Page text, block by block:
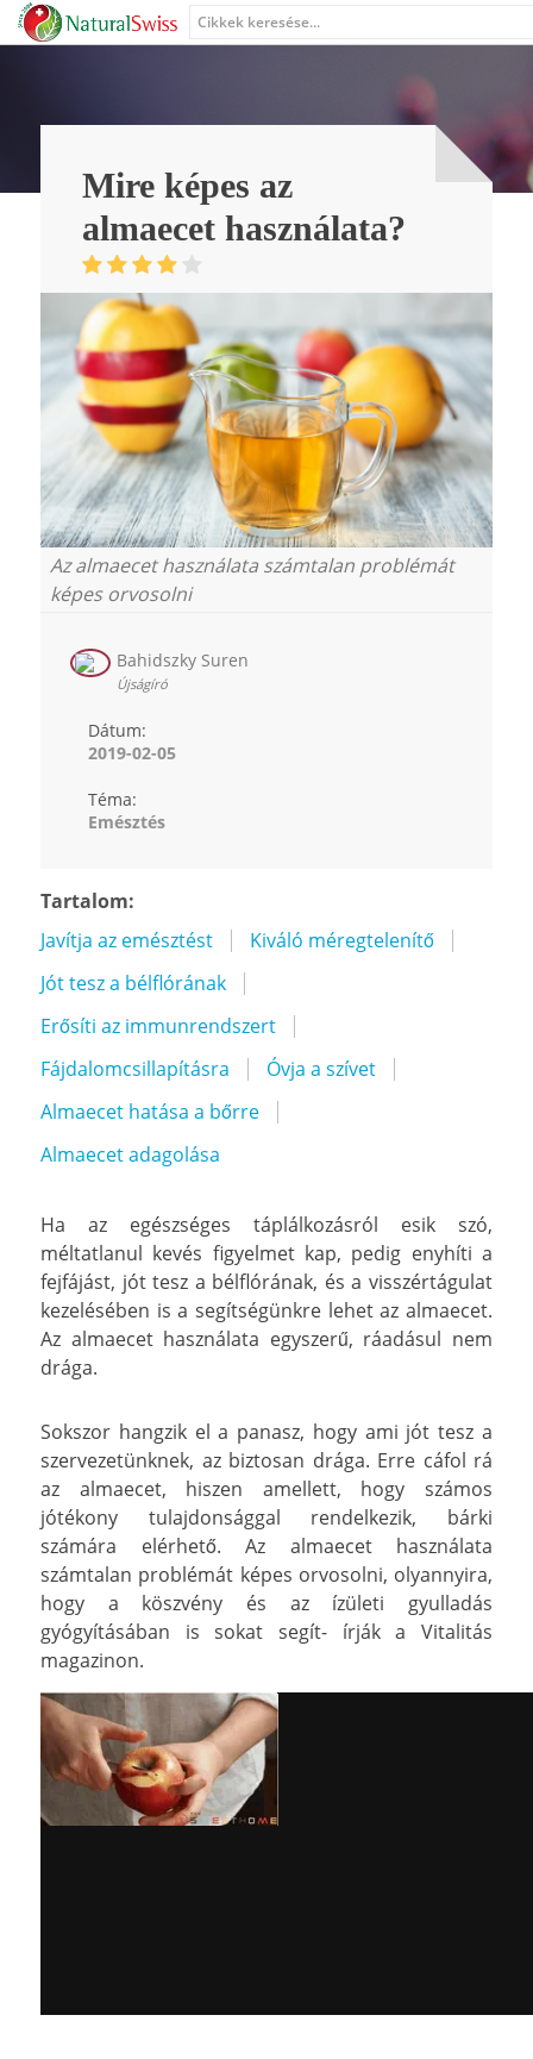
Mire képes az
almaecet használata?
Az almaecet használata számtalan problémát
képes orvosolni
Bahidszky Suren
Újságíró
Dátum:
2019-02-05
Téma:
Emésztés
Tartalom:
Javítja az emésztést
Kiváló méregtelenítő
Jót tesz a bélflórának
Erősíti az immunrendszert
Fájdalomcsillapításra
Óvja a szívet
Almaecet hatása a bőrre
Almaecet adagolása
Ha az egészséges táplálkozásról esik szó,
méltatlanul kevés figyelmet kap, pedig enyhíti a
fejfájást, jót tesz a bélflórának, és a visszértágulat
kezelésében is a segítségünkre lehet az almaecet.
Az almaecet használata egyszerű, ráadásul nem
drága.
Sokszor hangzik el a panasz, hogy ami jót tesz a
szervezetünknek, az biztosan drága. Erre cáfol rá
az almaecet, hiszen amellett, hogy számos
jótékony tulajdonsággal rendelkezik, bárki
számára elérhető. Az almaecet használata
számtalan problémát képes orvosolni, olyannyira,
hogy a köszvény és az ízületi gyulladás
gyógyításában is sokat segít- írják a Vitalitás
magazinon.